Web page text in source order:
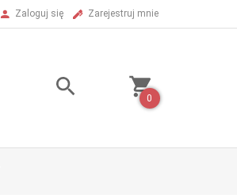
Zaloguj się Zarejestruj mnie
0